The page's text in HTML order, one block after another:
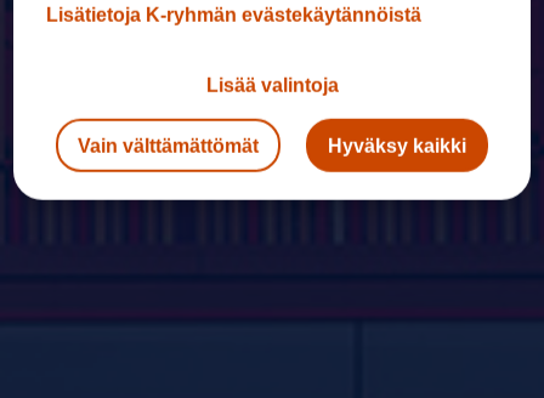
Lisätietoja K-ryhmän evästekäytännöistä
Lisää valintoja
Vain välttämättömät Hyväksy kaikki